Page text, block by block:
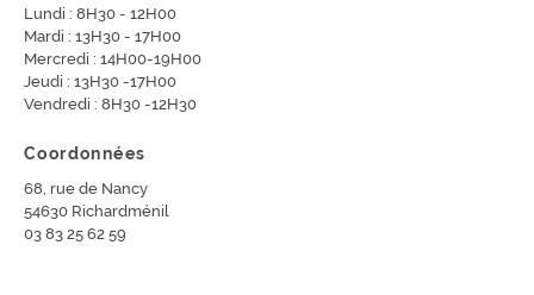
Lundi : 8H30 - 12H00
Mardi : 13H30 - 17H00
Mercredi : 14H00-19H00
Jeudi : 13H30 -17H00
Vendredi : 8H30 -12H30
Coordonnées
68, rue de Nancy
54630 Richardménil
03 83 25 62 59